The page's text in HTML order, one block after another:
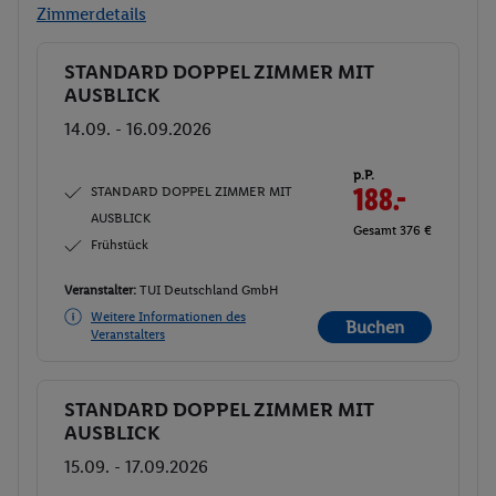
Zimmerdetails
Buchen
STANDARD DOPPEL ZIMMER MIT
AUSBLICK
14.09. - 16.09.2026
STANDARD DOPPEL ZIMMER MIT
AUSBLICK
Frühstück
p.P.
188.-
Gesamt 376 €
Veranstalter: TUI Deutschland GmbH
Weitere Informationen des
Veranstalters
Buchen
Buchen
STANDARD DOPPEL ZIMMER MIT
AUSBLICK
15.09. - 17.09.2026